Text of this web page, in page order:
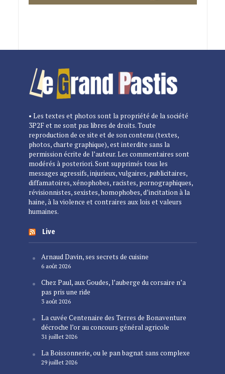
• Les textes et photos sont la propriété de la société
3P2F et ne sont pas libres de droits. Toute
reproduction de ce site et de son contenu (textes,
photos, charte graphique), est interdite sans la
permission écrite de l’auteur. Les commentaires sont
modérés à posteriori. Sont supprimés tous les
messages agressifs, injurieux, vulgaires, publicitaires,
diffamatoires, xénophobes, racistes, pornographiques,
révisionnistes, sexistes, homophobes, d’incitation à la
haine, à la violence et contraires aux lois et valeurs
humaines.
Live
Arnaud Davin, ses secrets de cuisine
6 août 2026
Chez Paul, aux Goudes, l’auberge du corsaire n’a
pas pris une ride
3 août 2026
La cuvée Centenaire des Terres de Bonaventure
décroche l’or au concours général agricole
31 juillet 2026
La Boissonnerie, ou le pan bagnat sans complexe
29 juillet 2026